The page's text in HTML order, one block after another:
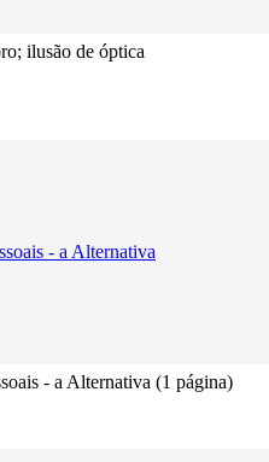
ilusão de óptica
- a Alternativa
- a Alternativa (1 página)